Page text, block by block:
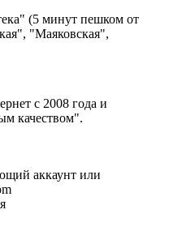
(5 минут пешком от
"Маяковская",
c 2008 года и
качеством".
аккаунт или